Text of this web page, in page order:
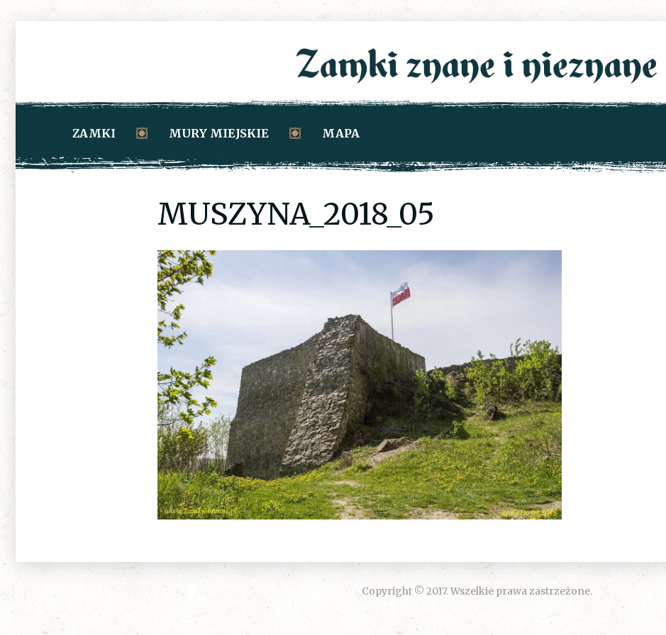
ZAMKI MURY MIEJSKIE MAPA
MUSZYNA_2018_05
Copyright © 2017. Wszelkie prawa zastrzeżone.